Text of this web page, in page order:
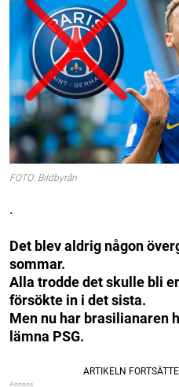
FOTO: Bildbyrån
.
Det blev aldrig någon
sommar.
Alla trodde det skulle bli
försökte in i det sista.
Men nu har brasilianaren
lämna PSG.